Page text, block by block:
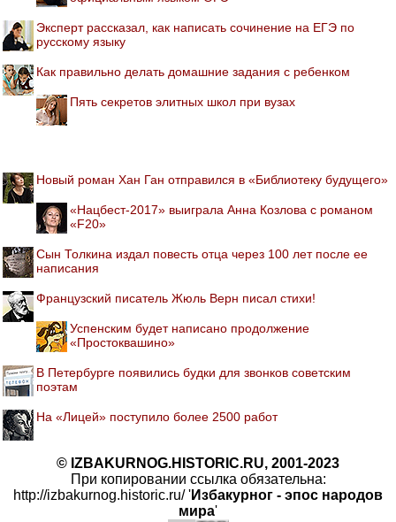
Эксперт рассказал, как написать сочинение на ЕГЭ по
русскому языку
Как правильно делать домашние задания с ребенком
Пять секретов элитных школ при вузах
Новый роман Хан Ган отправился в «Библиотеку будущего»
«Нацбест-2017» выиграла Анна Козлова с романом
«F20»
Сын Толкина издал повесть отца через 100 лет после ее
написания
Французский писатель Жюль Верн писал стихи!
Успенским будет написано продолжение
«Простоквашино»
В Петербурге появились будки для звонков советским
поэтам
На «Лицей» поступило более 2500 работ
© IZBAKURNOG.HISTORIC.RU, 2001-2023
При копировании ссылка обязательна:
http://izbakurnog.historic.ru/ 'Избакурног - эпос народов
мира'